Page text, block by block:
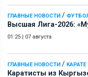
ГЛАВНЫЕ НОВОСТИ /
Высшая Лига-2026:
01:25 | 07 августа
ГЛАВНЫЕ НОВОСТИ / КАРАТЕ
Каратисты из